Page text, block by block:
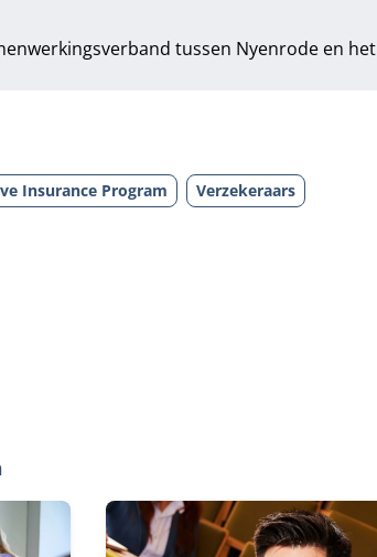
tussen Nyenrode en het
Insurance Program Verzekeraars